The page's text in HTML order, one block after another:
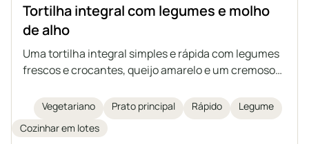
Tortilha integral com legumes e molho
de alho
Uma tortilha integral simples e rápida com legumes
frescos e crocantes, queijo amarelo e um cremoso
maionese. Ideal como lanche nutritivo, almoço ou
jantar leve. Um prato fácil de preparar e rico em
sabor.
Vegetariano Prato principal Rápido
Legume
Cozinhar em lotes